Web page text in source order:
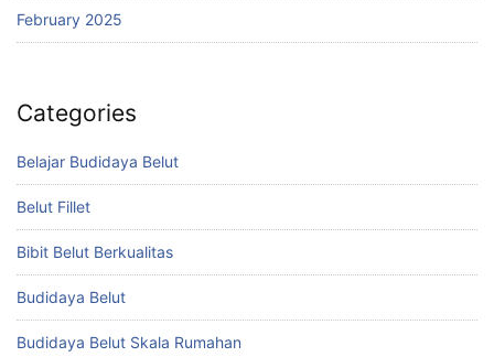
February 2025
Categories
Belajar Budidaya Belut
Belut Fillet
Bibit Belut Berkualitas
Budidaya Belut
Budidaya Belut Skala Rumahan